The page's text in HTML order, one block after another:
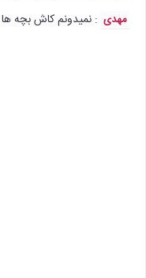
مهدی : نمیدونم کاش بچه